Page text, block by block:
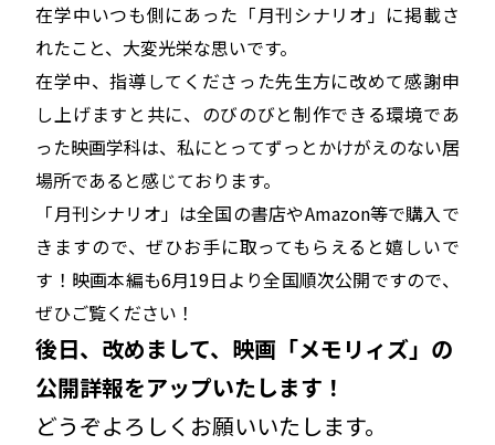
在学中いつも側にあった「月刊シナリオ」に掲載さ
れたこと、大変光栄な思いです。
在学中、指導してくださった先生方に改めて感謝申
し上げますと共に、のびのびと制作できる環境であ
った映画学科は、私にとってずっとかけがえのない居
場所であると感じております。
「月刊シナリオ」は全国の書店やAmazon等で購入で
きますので、ぜひお手に取ってもらえると嬉しいで
す！ 映画本編も6月19日より全国順次公開ですので、
ぜひご覧ください！
後日、改めまして、映画「メモリィズ」の
公開詳報をアップいたします！
どうぞよろしくお願いいたします。